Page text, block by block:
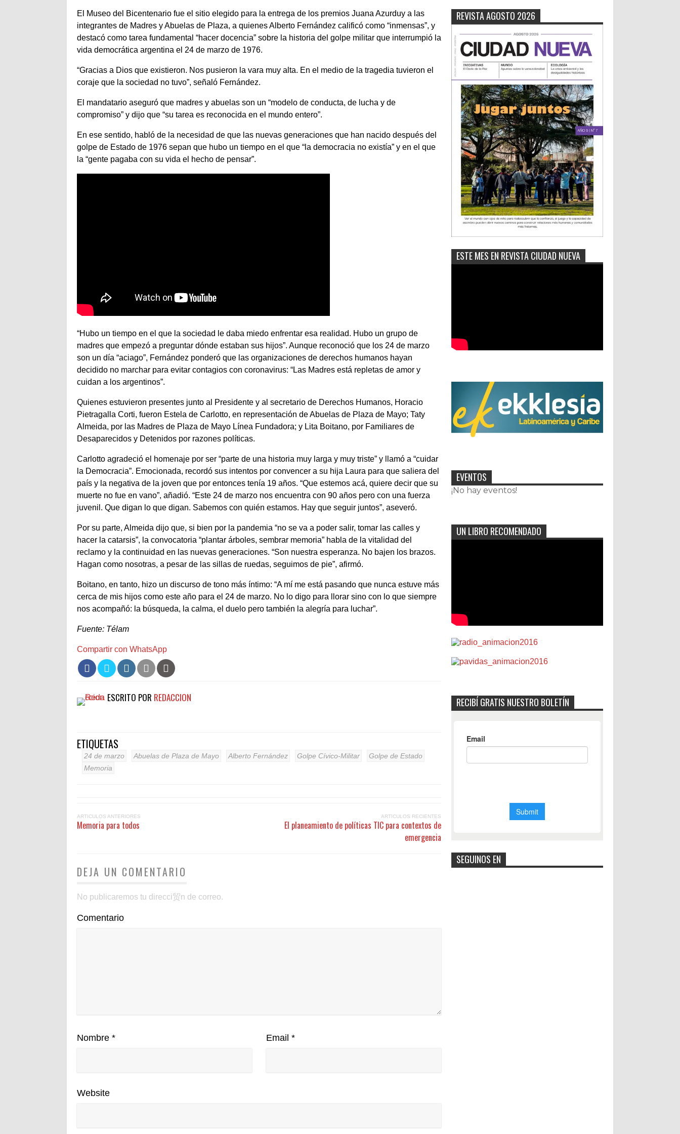
El Museo del Bicentenario fue el sitio elegido para la entrega de los premios Juana Azurduy a las
integrantes de Madres y Abuelas de Plaza, a quienes Alberto Fernández calificó como “inmensas”, y
destacó como tarea fundamental “hacer docencia” sobre la historia del golpe militar que interrumpió la
vida democrática argentina el 24 de marzo de 1976.
“Gracias a Dios que existieron. Nos pusieron la vara muy alta. En el medio de la tragedia tuvieron el
coraje que la sociedad no tuvo”, señaló Fernández.
El mandatario aseguró que madres y abuelas son un “modelo de conducta, de lucha y de
compromiso” y dijo que “su tarea es reconocida en el mundo entero”.
En ese sentido, habló de la necesidad de que las nuevas generaciones que han nacido después del
golpe de Estado de 1976 sepan que hubo un tiempo en el que “la democracia no existía” y en el que
la “gente pagaba con su vida el hecho de pensar”.
“Hubo un tiempo en el que la sociedad le daba miedo enfrentar esa realidad. Hubo un grupo de
madres que empezó a preguntar dónde estaban sus hijos”. Aunque reconoció que los 24 de marzo
son un día “aciago”, Fernández ponderó que las organizaciones de derechos humanos hayan
decidido no marchar para evitar contagios con coronavirus: “Las Madres está repletas de amor y
cuidan a los argentinos”.
Quienes estuvieron presentes junto al Presidente y al secretario de Derechos Humanos, Horacio
Pietragalla Corti, fueron Estela de Carlotto, en representación de Abuelas de Plaza de Mayo; Taty
Almeida, por las Madres de Plaza de Mayo Línea Fundadora; y Lita Boitano, por Familiares de
Desaparecidos y Detenidos por razones políticas.
Carlotto agradeció el homenaje por ser “parte de una historia muy larga y muy triste” y llamó a “cuidar
la Democracia”. Emocionada, recordó sus intentos por convencer a su hija Laura para que saliera del
país y la negativa de la joven que por entonces tenía 19 años. “Que estemos acá, quiere decir que su
muerte no fue en vano”, añadió. “Este 24 de marzo nos encuentra con 90 años pero con una fuerza
juvenil. Que digan lo que digan. Sabemos con quién estamos. Hay que seguir juntos”, aseveró.
Por su parte, Almeida dijo que, si bien por la pandemia “no se va a poder salir, tomar las calles y
hacer la catarsis”, la convocatoria “plantar árboles, sembrar memoria” habla de la vitalidad del
reclamo y la continuidad en las nuevas generaciones. “Son nuestra esperanza. No bajen los brazos.
Hagan como nosotras, a pesar de las sillas de ruedas, seguimos de pie”, afirmó.
Boitano, en tanto, hizo un discurso de tono más íntimo: “A mí me está pasando que nunca estuve más
cerca de mis hijos como este año para el 24 de marzo. No lo digo para llorar sino con lo que siempre
nos acompañó: la búsqueda, la calma, el duelo pero también la alegría para luchar”.
Fuente: Télam
Compartir con WhatsApp
ESCRITO POR REDACCION
ETIQUETAS
24 de marzo Abuelas de Plaza de Mayo Alberto Fernández Golpe Cívico-Militar
Golpe de Estado
Memoria
ARTICULOS ANTERIORES
Memoria para todos
ARTICULOS RECIENTES
El planeamiento de políticas TIC para contextos de
emergencia
DEJA UN COMENTARIO
No publicaremos tu direcci贸n de correo.
Comentario
Nombre * Email*
Website
REVISTA AGOSTO 2026
ESTE MES EN REVISTA CIUDAD NUEVA
EVENTOS
¡No hay eventos!
UN LIBRO RECOMENDADO
RECIBÍ GRATIS NUESTRO BOLETÍN
SEGUINOS EN